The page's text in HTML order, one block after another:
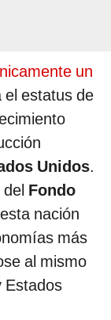
un
el estatus de
Unidos.
del Fondo
nación
más
al mismo
Estados